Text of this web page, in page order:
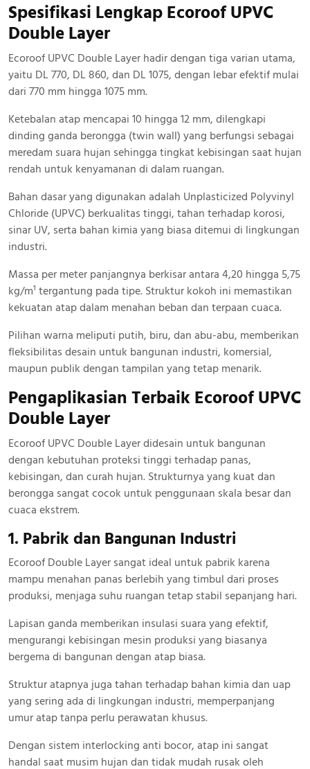
Spesifikasi Lengkap Ecoroof UPVC
Double Layer
Ecoroof UPVC Double Layer hadir dengan tiga varian utama,
yaitu DL 770, DL 860, dan DL 1075, dengan lebar efektif mulai
dari 770 mm hingga 1075 mm.
Ketebalan atap mencapai 10 hingga 12 mm, dilengkapi
dinding ganda berongga (twin wall) yang berfungsi sebagai
meredam suara hujan sehingga tingkat kebisingan saat hujan
rendah untuk kenyamanan di dalam ruangan.
Bahan dasar yang digunakan adalah Unplasticized Polyvinyl
Chloride (UPVC) berkualitas tinggi, tahan terhadap korosi,
sinar UV, serta bahan kimia yang biasa ditemui di lingkungan
industri.
Massa per meter panjangnya berkisar antara 4,20 hingga 5,75
kg/m¹ tergantung pada tipe. Struktur kokoh ini memastikan
kekuatan atap dalam menahan beban dan terpaan cuaca.
Pilihan warna meliputi putih, biru, dan abu-abu, memberikan
fleksibilitas desain untuk bangunan industri, komersial,
maupun publik dengan tampilan yang tetap menarik.
Pengaplikasian Terbaik Ecoroof UPVC
Double Layer
Ecoroof UPVC Double Layer didesain untuk bangunan
dengan kebutuhan proteksi tinggi terhadap panas,
kebisingan, dan curah hujan. Strukturnya yang kuat dan
berongga sangat cocok untuk penggunaan skala besar dan
cuaca ekstrem.
1. Pabrik dan Bangunan Industri
Ecoroof Double Layer sangat ideal untuk pabrik karena
mampu menahan panas berlebih yang timbul dari proses
produksi, menjaga suhu ruangan tetap stabil sepanjang hari.
Lapisan ganda memberikan insulasi suara yang efektif,
mengurangi kebisingan mesin produksi yang biasanya
bergema di bangunan dengan atap biasa.
Struktur atapnya juga tahan terhadap bahan kimia dan uap
yang sering ada di lingkungan industri, memperpanjang
umur atap tanpa perlu perawatan khusus.
Dengan sistem interlocking anti bocor, atap ini sangat
handal saat musim hujan dan tidak mudah rusak oleh